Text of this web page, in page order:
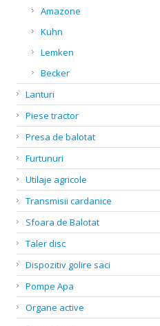
Amazone
Kuhn
Lemken
Becker
Lanturi
Piese tractor
Presa de balotat
Furtunuri
Utilaje agricole
Transmisii cardanice
Sfoara de Balotat
Taler disc
Dispozitiv golire saci
Pompe Apa
Organe active